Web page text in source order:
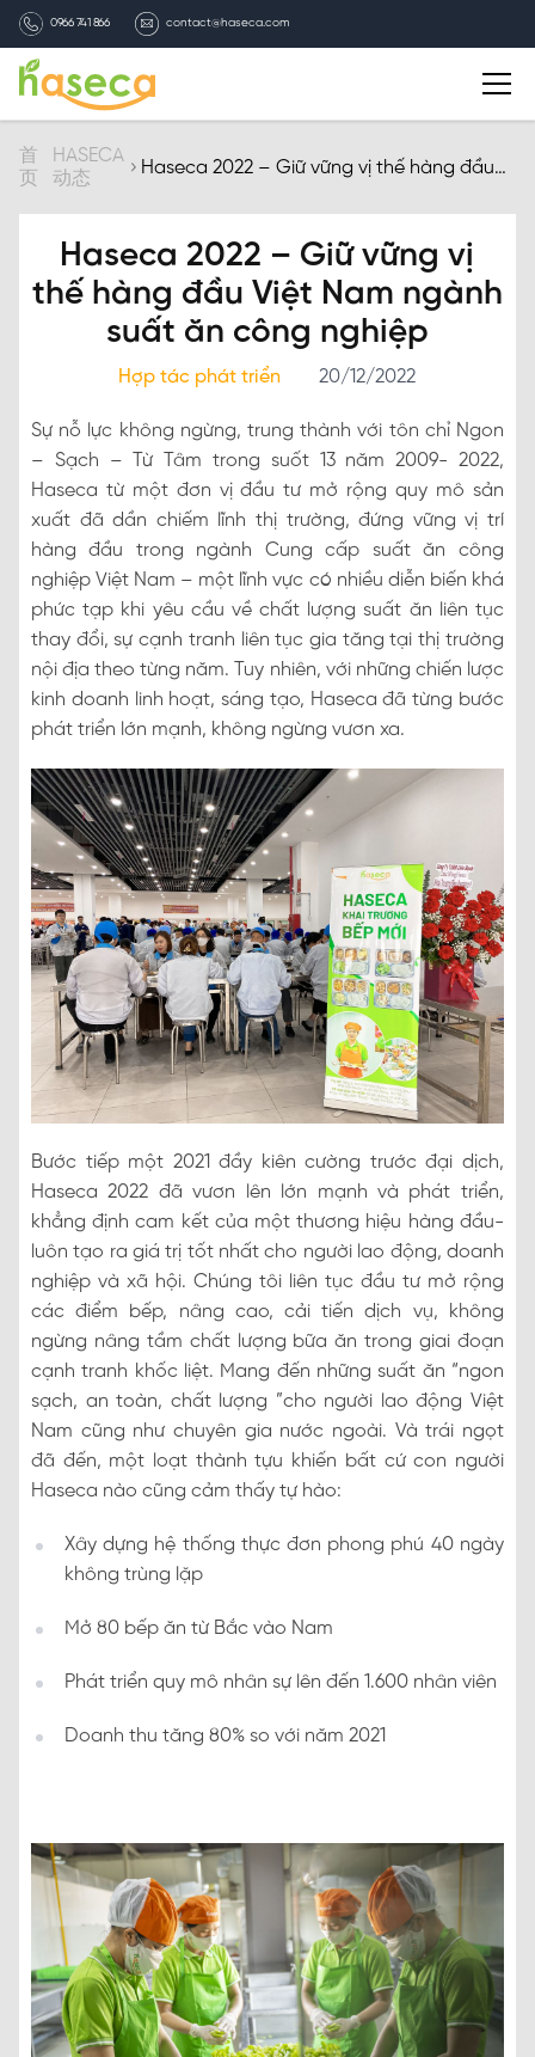
0966 741 866 contact@haseca.com
简介
选择HASECA
HASECA业务
招聘信息
联系我们
首
页
HASECA
动态
Haseca 2022 – Giữ vững vị thế hàng đầu
Haseca 2022 – Giữ vững vị
thế hàng đầu Việt Nam ngành
suất ăn công nghiệp
Hợp tác phát triển 20/12/2022
Sự nỗ lực không ngừng, trung thành với tôn chỉ Ngon
– Sạch – Từ Tâm trong suốt 13 năm 2009- 2022,
Haseca từ một đơn vị đầu tư mở rộng quy mô sản
xuất đã dần chiếm lĩnh thị trường, đứng vững vị trí
hàng đầu trong ngành Cung cấp suất ăn công
nghiệp Việt Nam – một lĩnh vực có nhiều diễn biến khá
phức tạp khi yêu cầu về chất lượng suất ăn liên tục
thay đổi, sự cạnh tranh liên tục gia tăng tại thị trường
nội địa theo từng năm. Tuy nhiên, với những chiến lược
kinh doanh linh hoạt, sáng tạo, Haseca đã từng bước
phát triển lớn mạnh, không ngừng vươn xa.
Bước tiếp một 2021 đầy kiên cường trước đại dịch,
Haseca 2022 đã vươn lên lớn mạnh và phát triển,
khẳng định cam kết của một thương hiệu hàng đầu-
luôn tạo ra giá trị tốt nhất cho người lao động, doanh
nghiệp và xã hội. Chúng tôi liên tục đầu tư mở rộng
các điểm bếp, nâng cao, cải tiến dịch vụ, không
ngừng nâng tầm chất lượng bữa ăn trong giai đoạn
cạnh tranh khốc liệt. Mang đến những suất ăn “ngon
sạch, an toàn, chất lượng ”cho người lao động Việt
Nam cũng như chuyên gia nước ngoài. Và trái ngọt
đã đến, một loạt thành tựu khiến bất cứ con người
Haseca nào cũng cảm thấy tự hào:
Xây dựng hệ thống thực đơn phong phú 40 ngày
không trùng lặp
Mở 80 bếp ăn từ Bắc vào Nam
Phát triển quy mô nhân sự lên đến 1.600 nhân viên
Doanh thu tăng 80% so với năm 2021